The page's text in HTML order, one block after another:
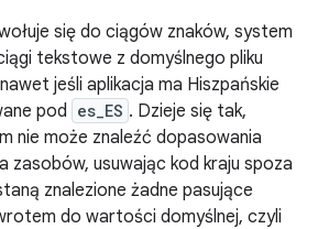
się do ciągów znaków, system
tekstowe z domyślnego pliku
jeśli aplikacja ma Hiszpańskie
pod es_ES . Dzieje się tak,
nie może znaleźć dopasowania
zasobów, usuwając kod kraju spoza
znalezione żadne pasujące
do wartości domyślnej, czyli